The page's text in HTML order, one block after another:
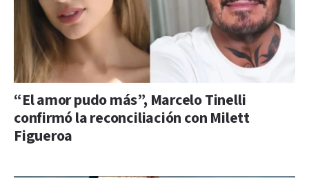
“El amor pudo más”, Marcelo Tinelli
confirmó la reconciliación con Milett
Figueroa